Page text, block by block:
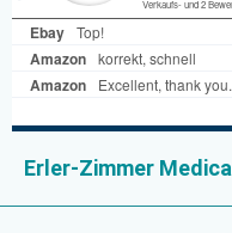
Erler-Zimmer